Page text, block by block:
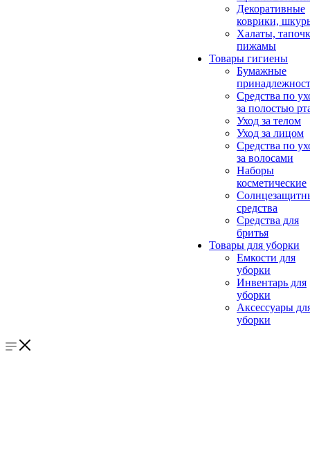
Декоративные
коврики,
Халаты,
пижамы
Товары гигиены
Бумажные
Средства по
за полостью
Уход за телом
Уход за лицом
Средства по
за волосами
Наборы
косметические
средства
Средства для
бритья
Товары для уборки
Емкости для
уборки
Инвентарь для
уборки
Аксессуары
уборки